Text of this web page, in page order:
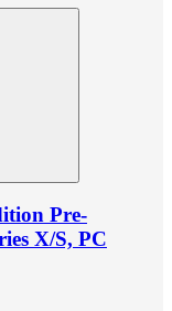
Pre-
X/S, PC